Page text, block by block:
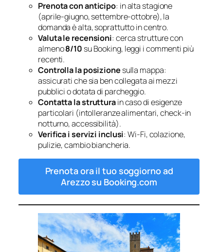
Prenota con anticipo: in alta stagione
(aprile-giugno, settembre-ottobre), la
domanda è alta, soprattutto in centro.
Valuta le recensioni: cerca strutture con
almeno8/10 su Booking, leggi i commenti più
recenti.
Controlla la posizione sulla mappa:
assicurati che sia ben collegata ai mezzi
pubblici o dotata di parcheggio.
Contatta la strutturain caso di esigenze
particolari (intolleranze alimentari, check-in
notturno, accessibilità).
Verifica i servizi inclusi: Wi-Fi, colazione,
pulizie, cambio biancheria.
Prenota ora il tuo soggiorno ad
Arezzo su Booking.com